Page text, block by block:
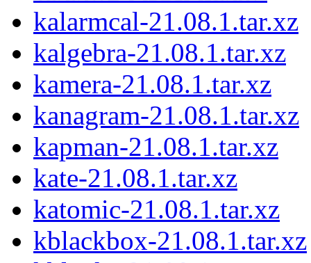
kalarmcal-21.08.1.tar.xz
kalgebra-21.08.1.tar.xz
kamera-21.08.1.tar.xz
kanagram-21.08.1.tar.xz
kapman-21.08.1.tar.xz
kate-21.08.1.tar.xz
katomic-21.08.1.tar.xz
kblackbox-21.08.1.tar.xz